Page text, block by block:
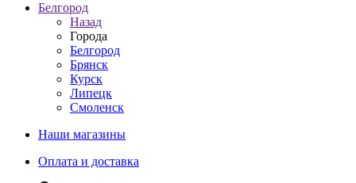
Белгород
Назад
Города
Белгород
Брянск
Курск
Липецк
Смоленск
Наши магазины
Оплата и доставка